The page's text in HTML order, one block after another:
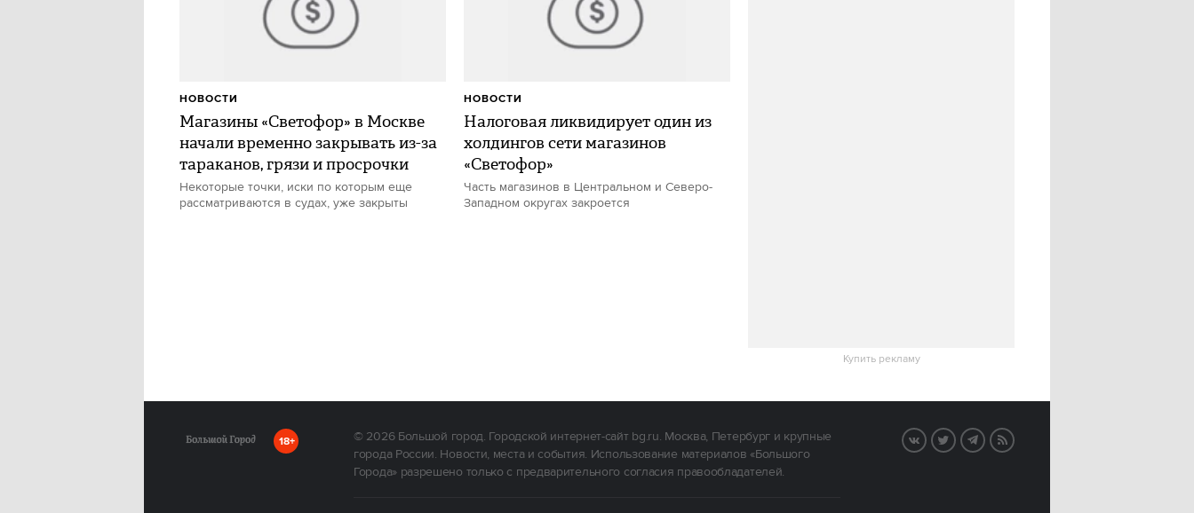
Купить рекламу
Магазины «Светофор» в Москве
начали временно закрывать из-за
тараканов, грязи и просрочки
Некоторые точки, иски по которым еще
рассматриваются в судах, уже закрыты
НОВОСТИ
Налоговая ликвидирует один из
холдингов сети магазинов
«Светофор»
Часть магазинов в Центральном и Северо-
Западном округах закроется
НОВОСТИ
18+ © 2026Большой город. Городской интернет-сайт bg.ru. Москва, Петербург и крупные
города России. Новости, места и события. Использование материалов «Большого
Города» разрешено только с предварительного согласия правообладателей.
VK TwitterTelegram
RSS